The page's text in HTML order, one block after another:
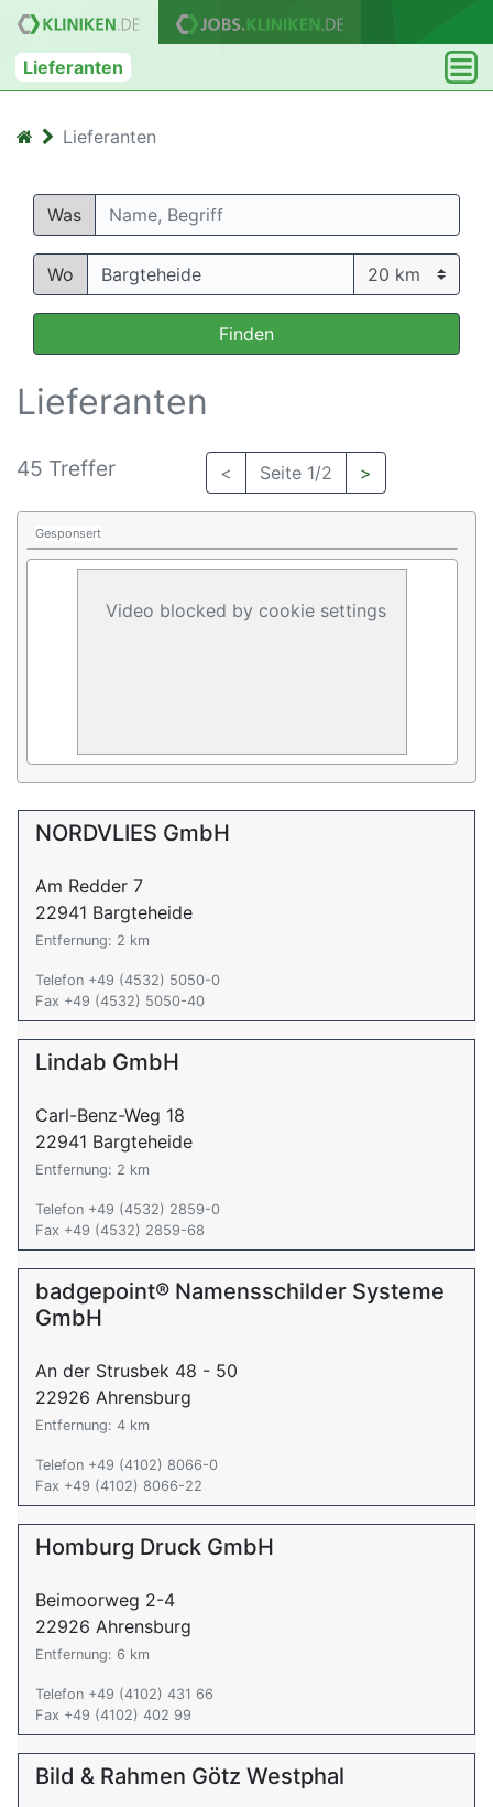
Lieferanten
Lieferanten
Was
Wo
Finden
Lieferanten
45 Treffer < Seite 1/2 >
Gesponsert
Video blocked by cookie settings
NORDVLIES GmbH
Am Redder 7
22941 Bargteheide
Entfernung: 2 km
Telefon +49 (4532) 5050-0
Fax +49 (4532) 5050-40
Lindab GmbH
Carl-Benz-Weg 18
22941 Bargteheide
Entfernung: 2 km
Telefon +49 (4532) 2859-0
Fax +49 (4532) 2859-68
badgepoint® Namensschilder Systeme
GmbH
An der Strusbek 48 - 50
22926 Ahrensburg
Entfernung: 4 km
Telefon +49 (4102) 8066-0
Fax +49 (4102) 8066-22
Homburg Druck GmbH
Beimoorweg 2-4
22926 Ahrensburg
Entfernung: 6 km
Telefon +49 (4102) 431 66
Fax +49 (4102) 402 99
Bild & Rahmen Götz Westphal